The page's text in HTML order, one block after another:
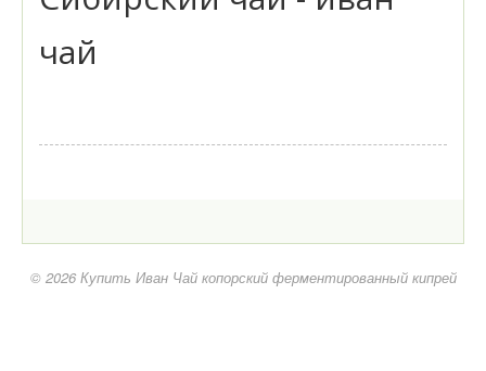
чай
© 2026 Купить Иван Чай копорский ферментированный кипрей